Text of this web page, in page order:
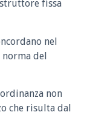
fissa
nel
del
non
che risulta dal